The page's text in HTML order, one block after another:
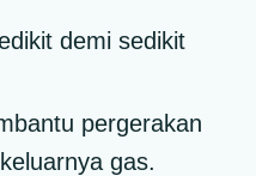
demi sedikit
pergerakan
gas.